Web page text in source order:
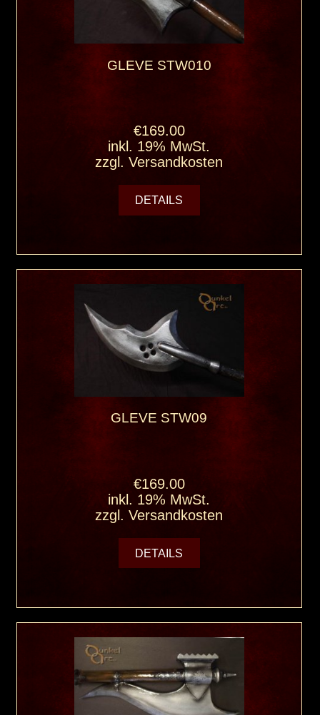
GLEVE STW010
€169.00
inkl. 19% MwSt.
zzgl.Versandkosten
DETAILS
GLEVE STW09
€169.00
inkl. 19% MwSt.
zzgl.Versandkosten
DETAILS